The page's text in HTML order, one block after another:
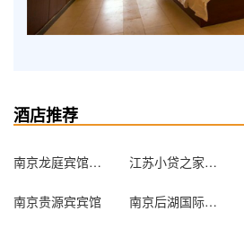
酒店推荐
南京龙庭宾馆盐仓桥店 江苏小贷之家酒店
南京贵源宾宾馆 南京后湖国际青年旅舍